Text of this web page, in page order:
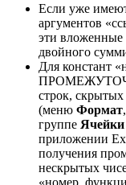
Если уже
аргументов
эти вложенные
двойного
Для констант
строк,
(меню Формат
группе Ячейки
приложении
получения
нескрытых